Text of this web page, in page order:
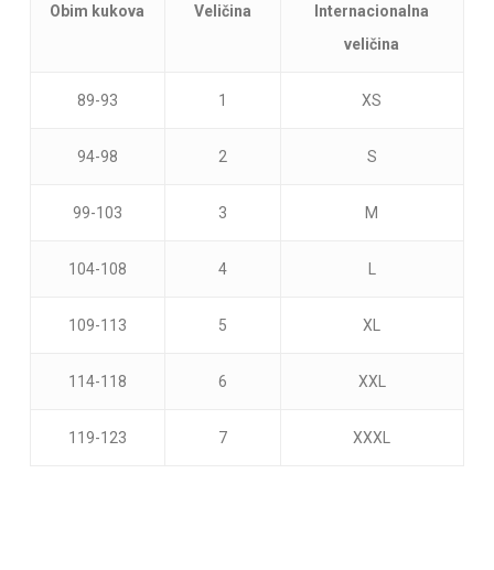
Nema proizvoda u korpi.
Go To Shop
Obim kukova Veličina
Internacionalna
veličina
89-93 1 XS
94-98 2 S
99-103 3 M
104-108 4
109-113 5 XL
114-118 6 XXL
119-123 7 XXXL